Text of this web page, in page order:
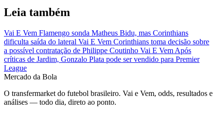
Leia também
Vai E Vem Flamengo sonda Matheus Bidu, mas Corinthians
dificulta saída do lateral Vai E Vem Corinthians toma decisão sobre
a possível contratação de Philippe Coutinho Vai E Vem Após
críticas de Jardim, Gonzalo Plata pode ser vendido para Premier
League
Mercado da Bola
O transfermarket do futebol brasileiro. Vai e Vem, odds, resultados e
análises — todo dia, direto ao ponto.